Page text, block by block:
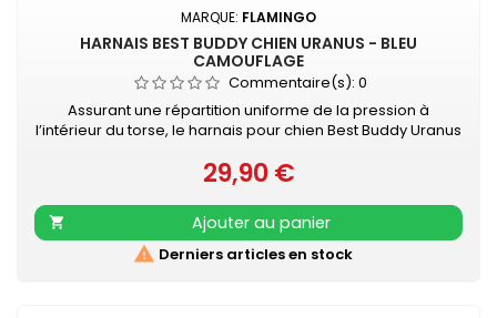
MARQUE: FLAMINGO
HARNAIS BEST BUDDY CHIEN URANUS - BLEU
CAMOUFLAGE
Commentaire(s): 0
Assurant une répartition uniforme de la pression à
l’intérieur du torse, le harnais pour chien Best Buddy Uranus
sans pareil à votre chien pendant vos promenades. Le
harnais est ajustable à la taille de votre chien et facile à
mettre grâce aux fermetures à clic pratiques. Fait de
matériaux doux,...
Prix
29,90 €

Ajouter au panier
 Derniers articles en stock